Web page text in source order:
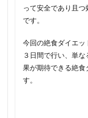
って安全であり且
です。
今回の絶食ダイエ
３日間で行い、単
果が期待できる絶食
す。